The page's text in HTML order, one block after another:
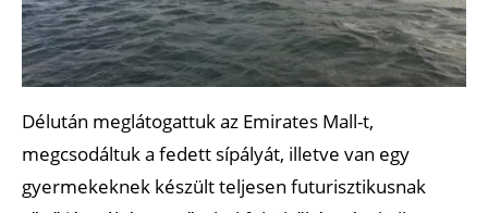
Délután meglátogattuk az Emirates Mall-t,
megcsodáltuk a fedett sípályát, illetve van egy
gyermekeknek készült teljesen futurisztikusnak